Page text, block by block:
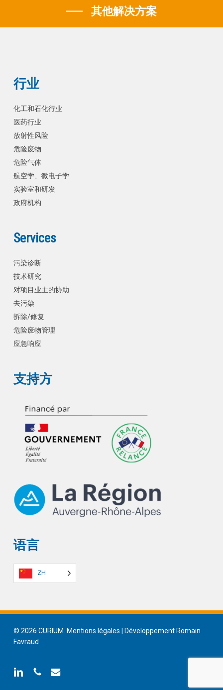
其他解决方案
行业
化工和石化行业
医药行业
放射性风险
危险废物
危险气体
航空学、微电子学
实验室和研发
政府机构
Services
污染诊断
技术研究
对项目业主的协助
去污染
拆除/修复
危险废物管理
应急响应
支持方
语言
ZH
© 2026 CURIUM. Mentions légales | Développement Romain
Favraud
linkedinphoneemail